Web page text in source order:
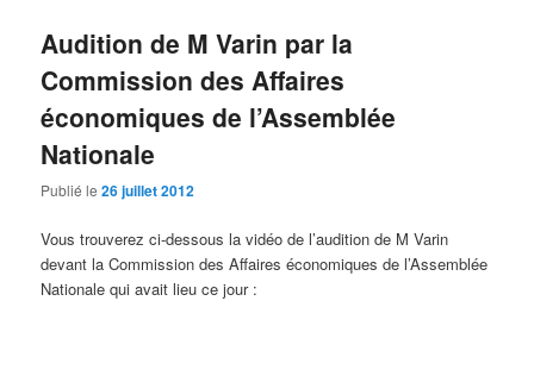
Audition de M Varin par la
Commission des Affaires
économiques de l’Assemblée
Nationale
Publié le26 juillet 2012
Vous trouverez ci-dessous la vidéo de l’audition de M Varin
devant la Commission des Affaires économiques de l’Assemblée
Nationale qui avait lieu ce jour :